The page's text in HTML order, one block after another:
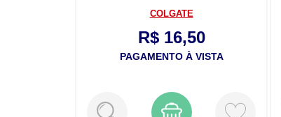
COLGATE
R$ 16,50
PAGAMENTO À VISTA